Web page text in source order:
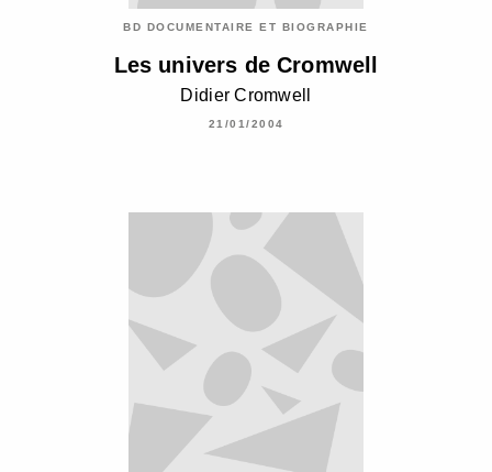
BD DOCUMENTAIRE ET BIOGRAPHIE
Les univers de Cromwell
Didier Cromwell
21/01/2004